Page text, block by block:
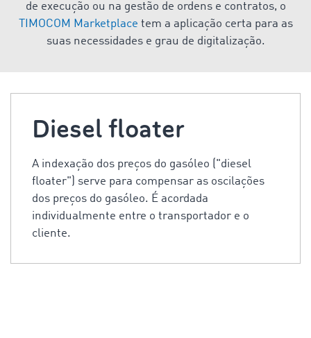
de execução ou na gestão de ordens e contratos, o
TIMOCOM Marketplace tem a aplicação certa para as
suas necessidades e grau de digitalização.
Diesel floater
A indexação dos preços do gasóleo ("diesel
floater") serve para compensar as oscilações
dos preços do gasóleo. É acordada
individualmente entre o transportador e o
cliente.